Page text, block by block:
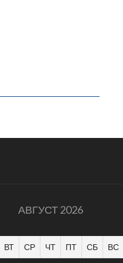
АВГУСТ 2026
ВТ СР ЧТ ПТ СБ ВС